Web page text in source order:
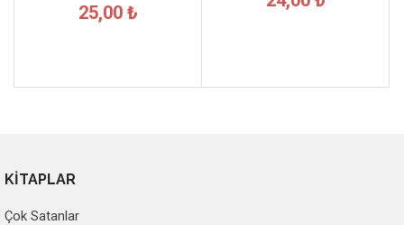
25,00 ₺
KİTAPLAR
Çok Satanlar